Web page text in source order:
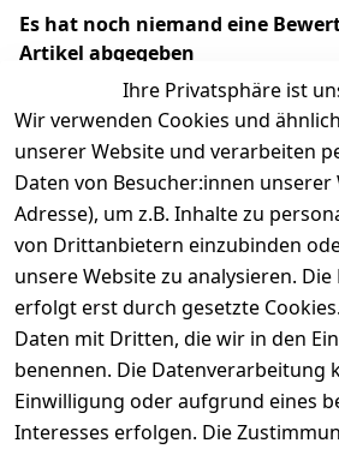
Es hat noch niemand eine
Artikel abgegeben
Ihre Privatsphäre ist
Wir verwenden Cookies und
unserer Website und verarbeiten
Daten von Besucher:innen unserer
Adresse), um z.B. Inhalte zu
von Drittanbietern einzubinden
unsere Website zu analysieren.
erfolgt erst durch gesetzte
Daten mit Dritten, die wir in den
benennen. Die Datenverarbeitung
Einwilligung oder aufgrund eines
Interesses erfolgen. Die
Rechtliches
Impressum
Datenschutze
Services
Kontakt
Registrieren
Zahlung und
Wir
mit